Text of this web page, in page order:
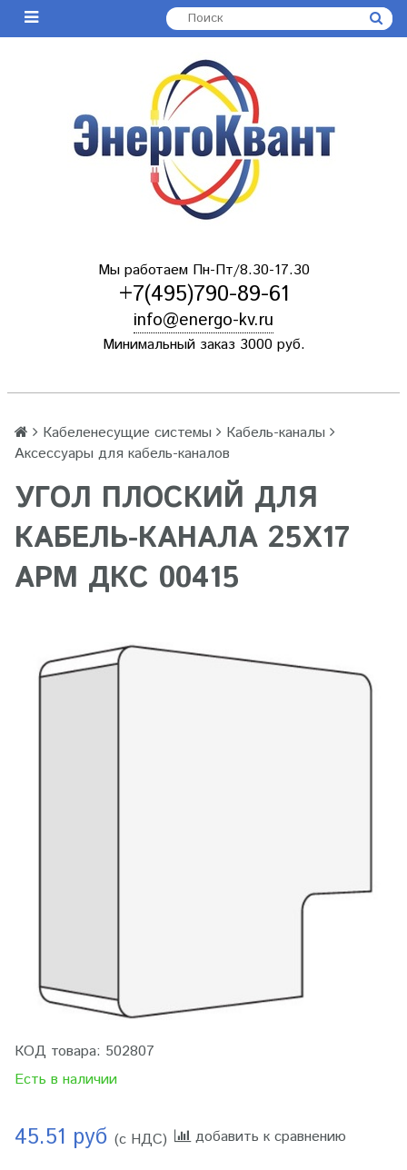
Мы работаем Пн-Пт/8.30-17.30
+7(495)790-89-61
info@energo-kv.ru
Минимальный заказ 3000 руб.
Кабеленесущие системы
Кабель-каналы
Аксессуары для кабель-каналов
УГОЛ ПЛОСКИЙ ДЛЯ
КАБЕЛЬ-КАНАЛА 25Х17
APM ДКС 00415
КОД товара: 502807
Есть в наличии
45.51 руб (с НДС) добавить к сравнению